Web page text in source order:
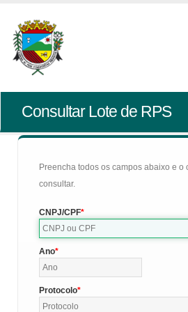
Consultar Lote de RPS
Preencha todos os campos abaixo e
consultar.
CNPJ/CPF
Ano
Protocolo